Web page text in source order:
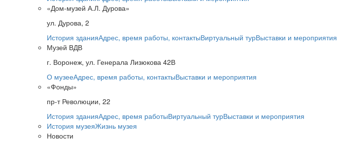
«Дом-музей А.Л. Дурова»
ул. Дурова, 2
История зданияАдрес, время работы, контактыВиртуальный турВыставки и мероприятия
Музей ВДВ
г. Воронеж, ул. Генерала Лизюкова 42В
О музееАдрес, время работы, контактыВыставки и мероприятия
«Фонды»
пр-т Революции, 22
История зданияАдрес, время работыВиртуальный турВыставки и мероприятия
История музеяЖизнь музея
Новости